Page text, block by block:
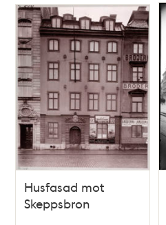
Husfasad mot
Skeppsbron